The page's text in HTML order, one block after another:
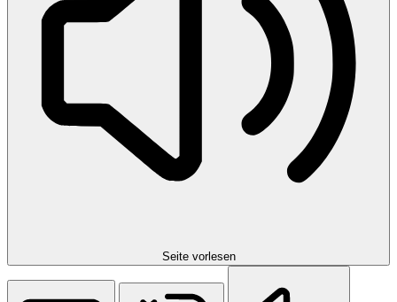
Seite vorlesen